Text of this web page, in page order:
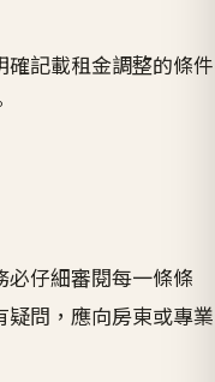
確記載租金調整的條件
必仔細審閱每一條條
問，應向房東或專業